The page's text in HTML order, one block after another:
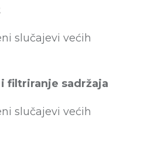
slučajevi većih
filtriranje sadržaja
slučajevi većih